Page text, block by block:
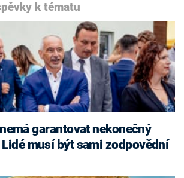
k tématu
musí být sami zodpovědní